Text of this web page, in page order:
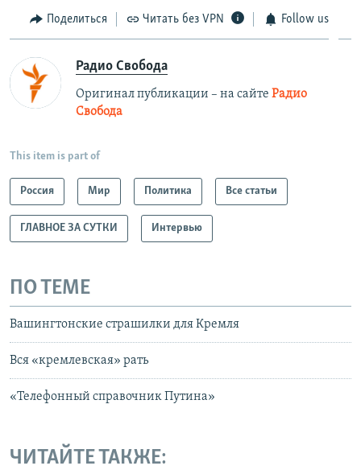
Поделиться Читать без VPN Follow us
Радио Свобода
Оригинал публикации – на сайте Радио
Свобода
This item is part of
Россия Мир Политика Все статьи
ГЛАВНОЕ ЗА СУТКИ Интервью
ПО ТЕМЕ
Вашингтонские страшилки для Кремля
Вся «кремлевская» рать
«Телефонный справочник Путина»
ЧИТАЙТЕ ТАКЖЕ: